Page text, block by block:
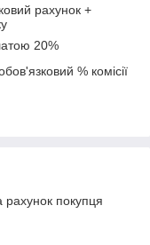
рахунок +
20%
% комісії
рахунок покупця